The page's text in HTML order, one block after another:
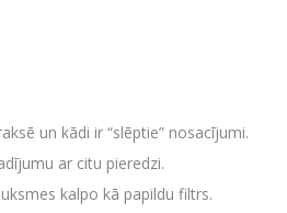
un kādi ir “slēptie” nosacījumi.
ar citu pieredzi.
kalpo kā papildu filtrs.